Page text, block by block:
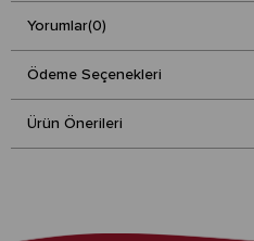
Yorumlar(0)
Ödeme Seçenekleri
Ürün Önerileri